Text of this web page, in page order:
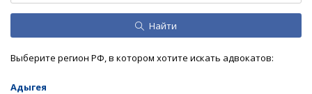
Найти
Выберите регион РФ, в котором хотите искать адвокатов:
Адыгея